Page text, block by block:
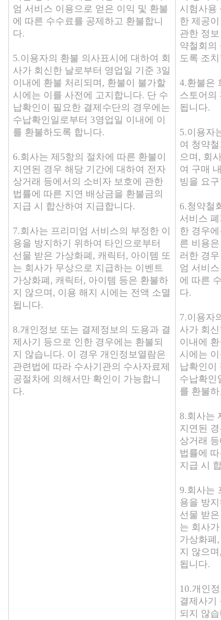
엄 서비스 이용으로 얻은 이익 및 환불
에 따른 수수료를 공제하고 환불합니
다.
5.이용자의 환불 의사표시에 대하여 회
사가 회신한 날로부터 영업일 기준 3일
이내에 환불 처리되며, 환불이 불가할
시에는 이를 사전에 고지합니다. 단 수
납확인이 필요한 결제수단의 경우에는
수납확인일로부터 3영업일 이내에 이
를 환불하도록 합니다.
6.회사는 제5항의 절차에 따른 환불이
지연된 경우 해당 기간에 대하여 전자
상거래 등에서의 소비자 보호에 관한
법률에 따른 지연 배상금을 환불금의
지급 시 합산하여 지급합니다.
7.회사는 프리미엄 서비스의 부정한 이
용을 방지하기 위하여 타인으로부터
선물 받은 가상화폐, 캐릭터, 아이템 또
는 회사가 무상으로 지급하는 이벤트
가상화폐, 캐릭터, 아이템 등은 환불하
지 않으며, 이용 해지 시에는 전액 소멸
됩니다.
8.개인정보 또는 결제정보의 도용과 결
제사기 등으로 인한 경우에는 환불되
지 않습니다. 이 경우 개인정보열람은
관련법에 따라 수사기관의 수사자료제
공절차에 의해서만 확인이 가능합니
다.
시험사용
한 제공
관한 정
약철회의
도록 조
4.환불은
스토어의
됩니다.
5.이용자
여 청약
으며, 회
여 구매
빙을 요
6.청약철
서비스
한 경우
른 비용
러한 경
엄 서비
에 따른
다.
7.이용자
사가 회
이내에
시에는
납확인이
수납확인
를 환불
8.회사는
지연된
상거래
법률에
지급 시
9.회사는
용을 방
선물 받
는 회사
가상화폐
지 않으
됩니다.
10.개인
결제사기
되지 않